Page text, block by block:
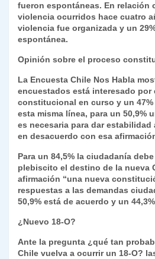
fueron espontáneas. En relación
violencia ocurridos hace cuatro
violencia fue organizada y un
espontánea.
Opinión sobre el proceso
La Encuesta Chile Nos Habla
encuestados está interesado por
constitucional en curso y un
esta misma línea, para un 50,9%
es necesaria para dar estabilidad
en desacuerdo con esa
Para un 84,5% la ciudadanía
plebiscito el destino de la nueva
afirmación “una nueva
respuestas a las demandas
50,9% está de acuerdo y un
¿Nuevo 18-O?
Ante la pregunta ¿qué tan
Chile vuelva a ocurrir un 18-O?